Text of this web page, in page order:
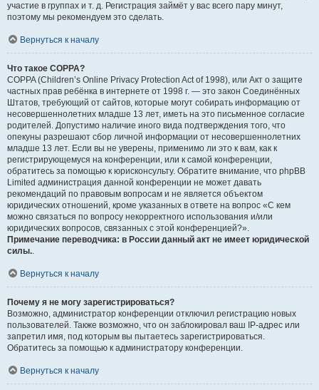
участие в группах и т. д. Регистрация займёт у вас всего пару минут,
поэтому мы рекомендуем это сделать.
Вернуться к началу
Что такое COPPA?
COPPA (Children’s Online Privacy Protection Act of 1998), или Акт о защите
частных прав ребёнка в интернете от 1998 г. — это закон Соединённых
Штатов, требующий от сайтов, которые могут собирать информацию от
несовершеннолетних младше 13 лет, иметь на это письменное согласие
родителей. Допустимо наличие иного вида подтверждения того, что
опекуны разрешают сбор личной информации от несовершеннолетних
младше 13 лет. Если вы не уверены, применимо ли это к вам, как к
регистрирующемуся на конференции, или к самой конференции,
обратитесь за помощью к юрисконсульту. Обратите внимание, что phpBB
Limited администрация данной конференции не может давать
рекомендаций по правовым вопросам и не является объектом
юридических отношений, кроме указанных в ответе на вопрос «С кем
можно связаться по вопросу некорректного использования и/или
юридических вопросов, связанных с этой конференцией?».
Примечание переводчика: в России данный акт не имеет юридической
силы..
Вернуться к началу
Почему я не могу зарегистрироваться?
Возможно, администратор конференции отключил регистрацию новых
пользователей. Также возможно, что он заблокировал ваш IP-адрес или
запретил имя, под которым вы пытаетесь зарегистрироваться.
Обратитесь за помощью к администратору конференции.
Вернуться к началу